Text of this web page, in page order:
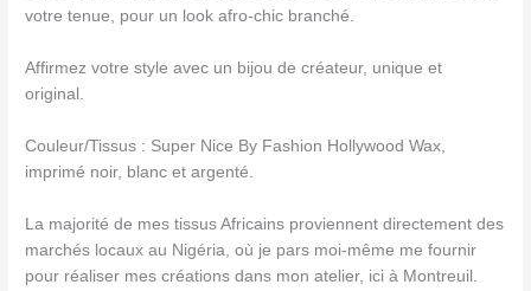
votre tenue, pour un look afro-chic branché.
Affirmez votre style avec un bijou de créateur, unique et
original.
Couleur/Tissus : Super Nice By Fashion Hollywood Wax,
imprimé noir, blanc et argenté.
La majorité de mes tissus Africains proviennent directement des
marchés locaux au Nigéria, où je pars moi-même me fournir
pour réaliser mes créations dans mon atelier, ici à Montreuil.